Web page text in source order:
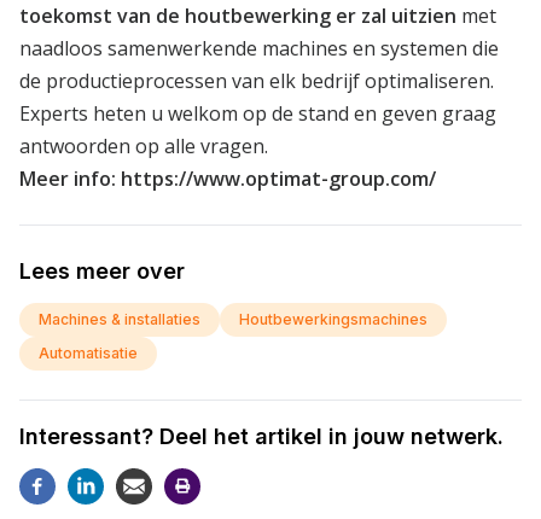
toekomst van de houtbewerking er zal uitzien met
naadloos samenwerkende machines en systemen die
de productieprocessen van elk bedrijf optimaliseren.
Experts heten u welkom op de stand en geven graag
antwoorden op alle vragen.
Meer info: https://www.optimat-group.com/
Lees meer over
Machines & installaties
Houtbewerkingsmachines
Automatisatie
Interessant? Deel het artikel in jouw netwerk.